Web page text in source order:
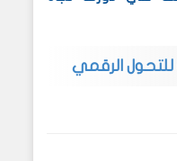
للتحول الرقمي